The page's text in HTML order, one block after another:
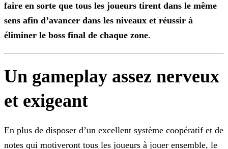
faire en sorte que tous les joueurs tirent dans le même
sens afin d’avancer dans les niveaux et réussir à
éliminer le boss final de chaque zone.
Un gameplay assez nerveux
et exigeant
En plus de disposer d’un excellent système coopératif et de
notes qui motiveront tous les joueurs à jouer ensemble, le